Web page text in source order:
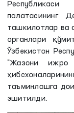
палатасининг
ташкилотлар ва
органлари
Ўзбекистон
"Жазони ижро
таъминлашга
эшитилди.